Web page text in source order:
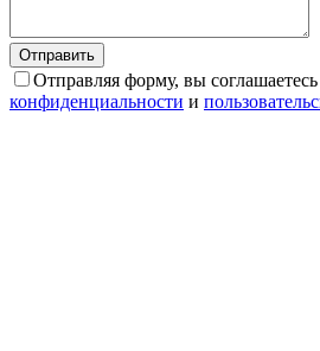
Отправляя форму, вы соглашаетесь
конфиденциальности и